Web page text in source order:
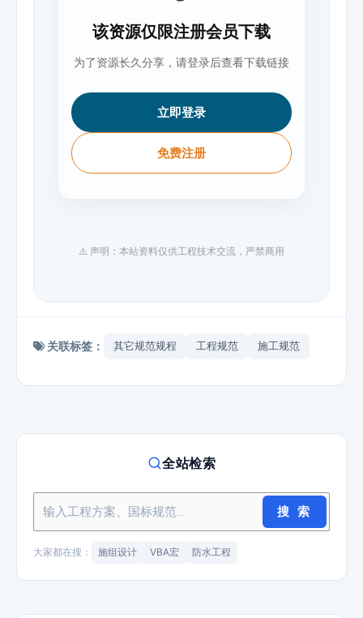
该资源仅限注册会员下载
为了资源长久分享，请登录后查看下载链接
立即登录
免费注册
⚠️ 声明：本站资料仅供工程技术交流，严禁商用
关联标签： 其它规范规程 工程规范 施工规范
全站检索
搜 索
大家都在搜： 施组设计 VBA宏 防水工程